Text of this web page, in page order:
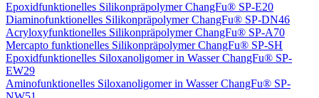
Epoxidfunktionelles Silikonpräpolymer ChangFu® SP-E20
Diaminofunktionelles Silikonpräpolymer ChangFu® SP-DN46
Acryloxyfunktionelles Silikonpräpolymer ChangFu® SP-A70
Mercapto funktionelles Silikonpräpolymer ChangFu® SP-SH
Epoxidfunktionelles Siloxanoligomer in Wasser ChangFu® SP-
EW29
Aminofunktionelles Siloxanoligomer in Wasser ChangFu® SP-